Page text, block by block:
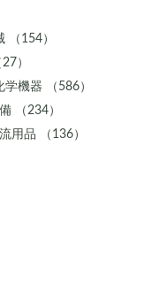
（154）
）
機器 （586）
（234）
用品 （136）